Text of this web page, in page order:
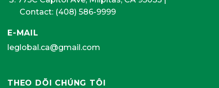
Contact: (408) 586-9999
E-MAIL
leglobal.ca@gmail.com
THEO DÕI CHÚNG TÔI